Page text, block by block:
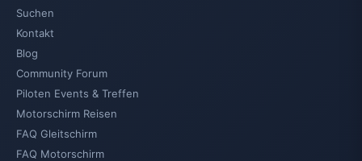
Suchen
Kontakt
Blog
Community Forum
Piloten Events & Treffen
Motorschirm Reisen
FAQ Gleitschirm
FAQ Motorschirm